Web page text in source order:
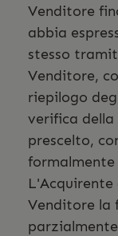
Venditore
abbia
stesso
Venditore,
riepilogo
verifica
prescelto,
L'Acquirente
Venditore la